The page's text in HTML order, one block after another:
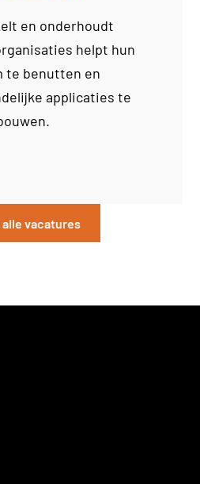
en onderhoudt
helpt hun
te benutten en
applicaties te
alle vacatures